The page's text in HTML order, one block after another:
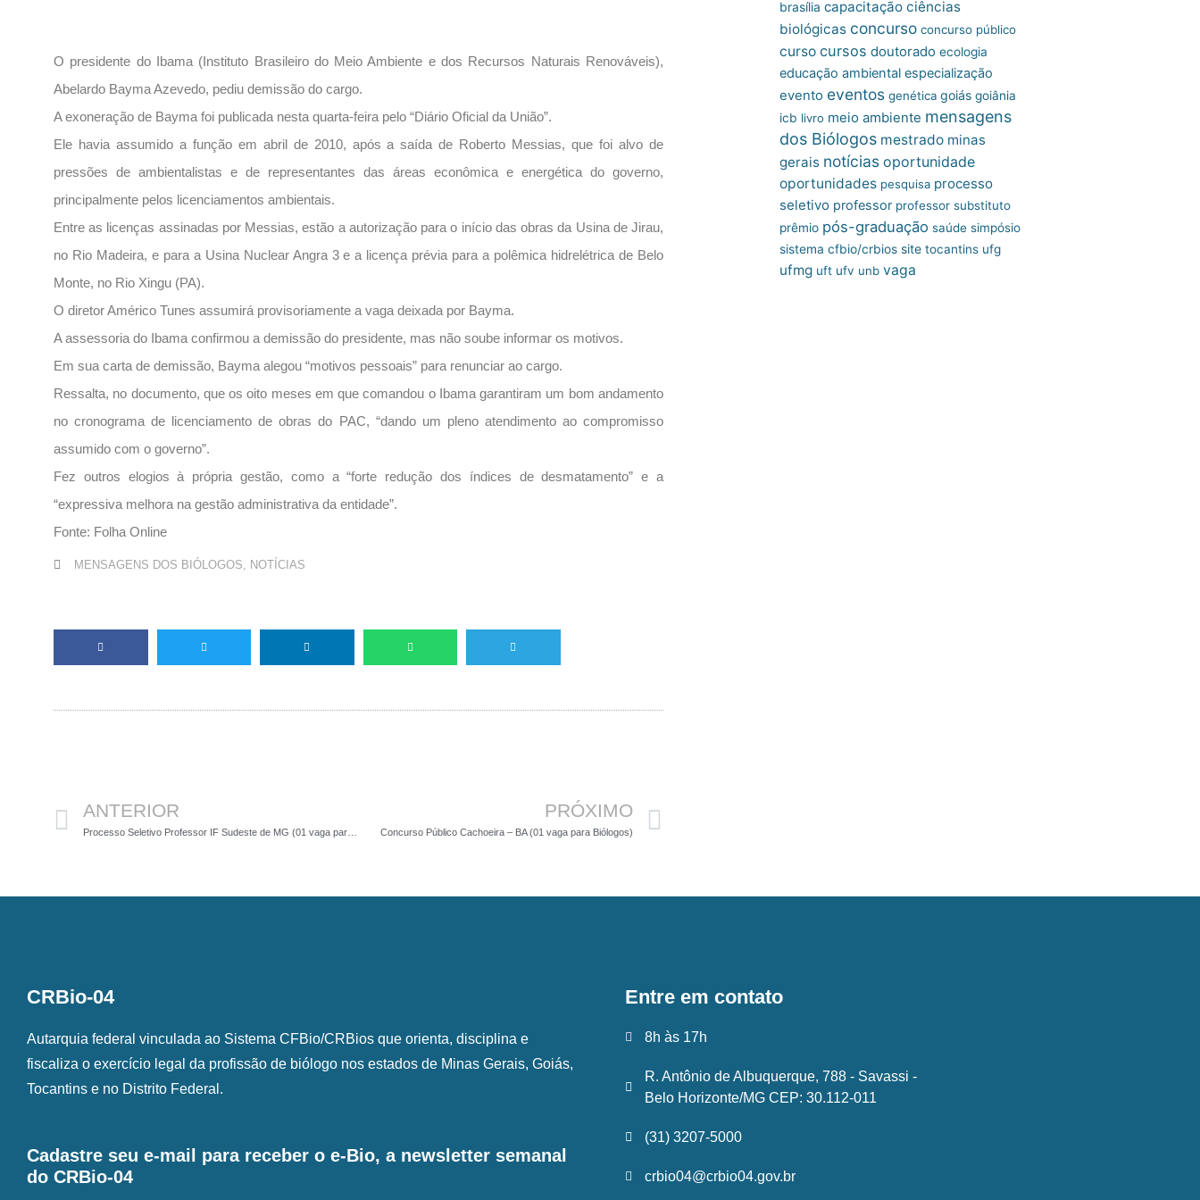
O presidente do Ibama (Instituto Brasileiro do Meio Ambiente e dos Recursos Naturais Renováveis),
Abelardo Bayma Azevedo, pediu demissão do cargo.
A exoneração de Bayma foi publicada nesta quarta-feira pelo “Diário Oficial da União”.
Ele havia assumido a função em abril de 2010, após a saída de Roberto Messias, que foi alvo de
pressões de ambientalistas e de representantes das áreas econômica e energética do governo,
principalmente pelos licenciamentos ambientais.
Entre as licenças assinadas por Messias, estão a autorização para o início das obras da Usina de Jirau,
no Rio Madeira, e para a Usina Nuclear Angra 3 e a licença prévia para a polêmica hidrelétrica de Belo
Monte, no Rio Xingu (PA).
O diretor Américo Tunes assumirá provisoriamente a vaga deixada por Bayma.
A assessoria do Ibama confirmou a demissão do presidente, mas não soube informar os motivos.
Em sua carta de demissão, Bayma alegou “motivos pessoais” para renunciar ao cargo.
Ressalta, no documento, que os oito meses em que comandou o Ibama garantiram um bom andamento
no cronograma de licenciamento de obras do PAC, “dando um pleno atendimento ao compromisso
assumido com o governo”.
Fez outros elogios à própria gestão, como a “forte redução dos índices de desmatamento” e a
“expressiva melhora na gestão administrativa da entidade”.
Fonte: Folha Online
MENSAGENS DOS BIÓLOGOS, NOTÍCIAS
ANTERIOR PRÓXIMO
Concurso Público Cachoeira – BA (01 vaga para Biólogos)
brasília capacitação ciências
biológicas concurso concurso público
curso cursos doutorado ecologia
educação ambiental especialização
evento eventos genética goiás goiânia
icb livro meio ambiente mensagens
dos Biólogos mestrado minas
gerais notícias oportunidade
oportunidades pesquisa processo
seletivo professor professor substituto
prêmio pós-graduação saúde simpósio
sistema cfbio/crbios site tocantins ufg
ufmg uft ufv unb vaga
CRBio-04
Autarquia federal vinculada ao Sistema CFBio/CRBios que orienta, disciplina e
fiscaliza o exercício legal da profissão de biólogo nos estados de Minas Gerais, Goiás,
Tocantins e no Distrito Federal.
Cadastre seu e-mail para receber o e-Bio, a newsletter semanal
do CRBio-04
Entre em contato
8h às 17h
R. Antônio de Albuquerque, 788 - Savassi -
Belo Horizonte/MG CEP: 30.112-011
(31) 3207-5000
crbio04@crbio04.gov.br